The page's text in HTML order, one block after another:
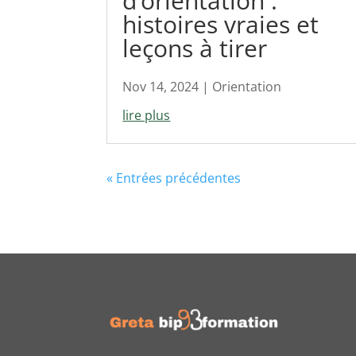
histoires vraies et
leçons à tirer
Nov 14, 2024 | Orientation
lire plus
« Entrées précédentes